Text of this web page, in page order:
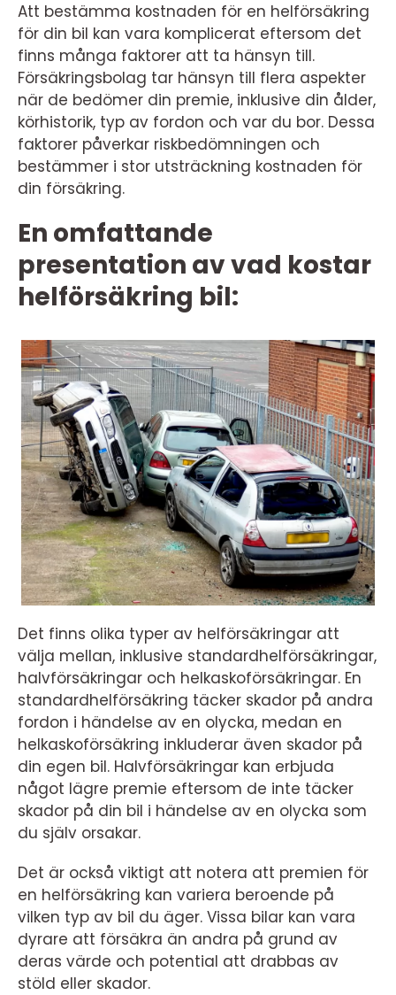
Att bestämma kostnaden för en helförsäkring
för din bil kan vara komplicerat eftersom det
finns många faktorer att ta hänsyn till.
Försäkringsbolag tar hänsyn till flera aspekter
när de bedömer din premie, inklusive din ålder,
körhistorik, typ av fordon och var du bor. Dessa
faktorer påverkar riskbedömningen och
bestämmer i stor utsträckning kostnaden för
din försäkring.
En omfattande
presentation av vad kostar
helförsäkring bil:
Det finns olika typer av helförsäkringar att
välja mellan, inklusive standardhelförsäkringar,
halvförsäkringar och helkaskoförsäkringar. En
standardhelförsäkring täcker skador på andra
fordon i händelse av en olycka, medan en
helkaskoförsäkring inkluderar även skador på
din egen bil. Halvförsäkringar kan erbjuda
något lägre premie eftersom de inte täcker
skador på din bil i händelse av en olycka som
du själv orsakar.
Det är också viktigt att notera att premien för
en helförsäkring kan variera beroende på
vilken typ av bil du äger. Vissa bilar kan vara
dyrare att försäkra än andra på grund av
deras värde och potential att drabbas av
stöld eller skador.